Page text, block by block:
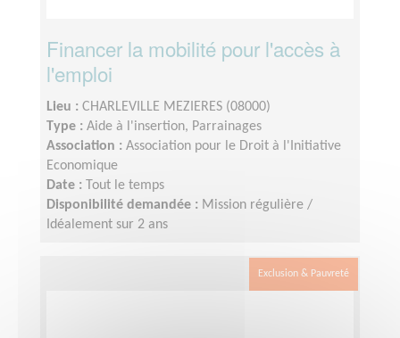
Financer la mobilité pour l'accès à
l'emploi
Lieu : CHARLEVILLE MEZIERES (08000)
Type : Aide à l'insertion, Parrainages
Association : Association pour le Droit à l'Initiative
Economique
Date :
Tout le temps
Disponibilité demandée : Mission régulière /
Idéalement sur 2 ans
Exclusion & Pauvreté